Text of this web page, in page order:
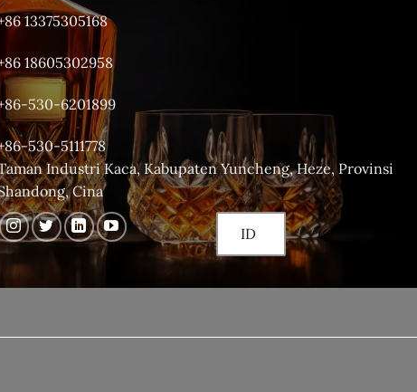
13375305168
18605302958
530-6201899
530-5111778
Industri Kaca, Kabupaten Yuncheng, Heze, Provinsi
Cina
ID